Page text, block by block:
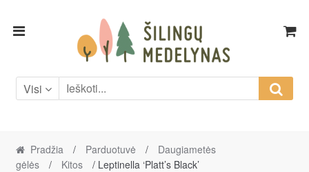
Skip
Skip
Visi
Pradžia / Parduotuvė /
Daugiametės
gėlės
/ Kitos / Leptinella ‘Platt’s Black’